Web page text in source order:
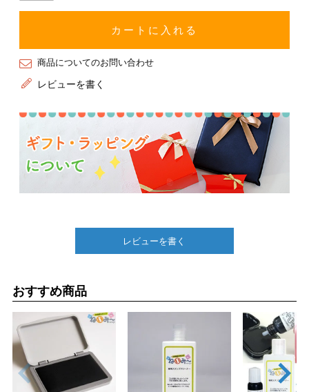
カートに入れる
商品についてのお問い合わせ
レビューを書く
レビューを書く
おすすめ商品